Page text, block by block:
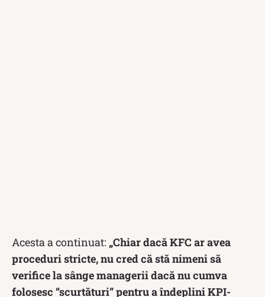
Acesta a continuat: „Chiar dacă KFC ar avea
proceduri stricte, nu cred că stă nimeni să
verifice la sânge managerii dacă nu cumva
folosesc “scurtături” pentru a îndeplini KPI-